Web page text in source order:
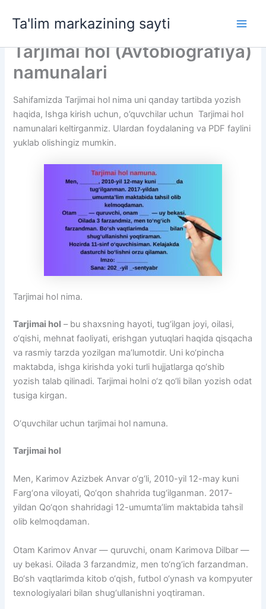
Ta'lim markazining sayti
Tarjimai hol (Avtobiografiya)
namunalari
Sahifamizda Tarjimai hol nima uni qanday tartibda yozish
haqida, Ishga kirish uchun, o’quvchilar uchun Tarjimai hol
namunalari keltirganmiz. Ulardan foydalaning va PDF faylini
yuklab olishingiz mumkin.
Tarjimai hol nima.
Tarjimai hol – bu shaxsning hayoti, tug‘ilgan joyi, oilasi,
o‘qishi, mehnat faoliyati, erishgan yutuqlari haqida qisqacha
va rasmiy tarzda yozilgan ma’lumotdir. Uni ko‘pincha
maktabda, ishga kirishda yoki turli hujjatlarga qo‘shib
yozish talab qilinadi. Tarjimai holni o‘z qo‘li bilan yozish odat
tusiga kirgan.
O‘quvchilar uchun tarjimai hol namuna.
Tarjimai hol
Men, Karimov Azizbek Anvar o‘g‘li, 2010-yil 12-may kuni
Farg‘ona viloyati, Qo‘qon shahrida tug‘ilganman. 2017-
yildan Qo‘qon shahridagi 12-umumta’lim maktabida tahsil
olib kelmoqdaman.
Otam Karimov Anvar — quruvchi, onam Karimova Dilbar —
uy bekasi. Oilada 3 farzandmiz, men to‘ng‘ich farzandman.
Bo‘sh vaqtlarimda kitob o‘qish, futbol o‘ynash va kompyuter
texnologiyalari bilan shug‘ullanishni yoqtiraman.